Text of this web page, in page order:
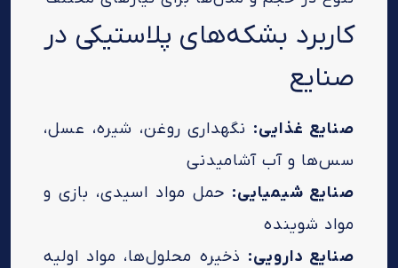
کاربرد بشکه‌های پلاستیکی در
صنایع
صنایع غذایی: نگهداری روغن، شیره، عسل،
سس‌ها و آب آشامیدنی
صنایع شیمیایی: حمل مواد اسیدی، بازی و
مواد شوینده
صنایع دارویی: ذخیره محلول‌ها، مواد اولیه